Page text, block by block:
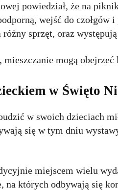
powiedział, że na
wejść do
sprzęt, oraz
mogą
w Święto
w swoich dzieciach
się w tym dniu
miejscem wielu
na których odbywają się